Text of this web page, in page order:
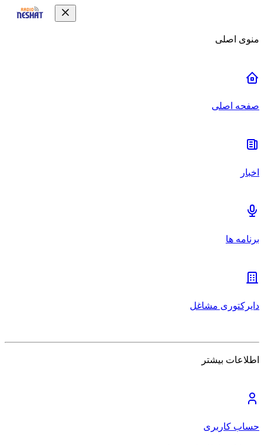
منوی اصلی
صفحه اصلی
اخبار
برنامه ها
دایرکتوری مشاغل
اطلاعات بیشتر
حساب کاربری